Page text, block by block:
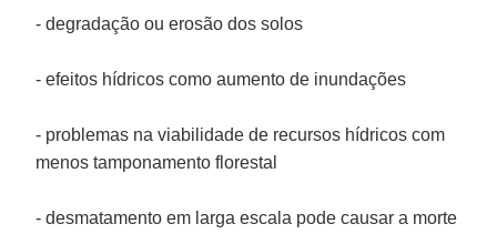
- degradação ou erosão dos solos
- efeitos hídricos como aumento de inundações
- problemas na viabilidade de recursos hídricos com
menos tamponamento florestal
- desmatamento em larga escala pode causar a morte